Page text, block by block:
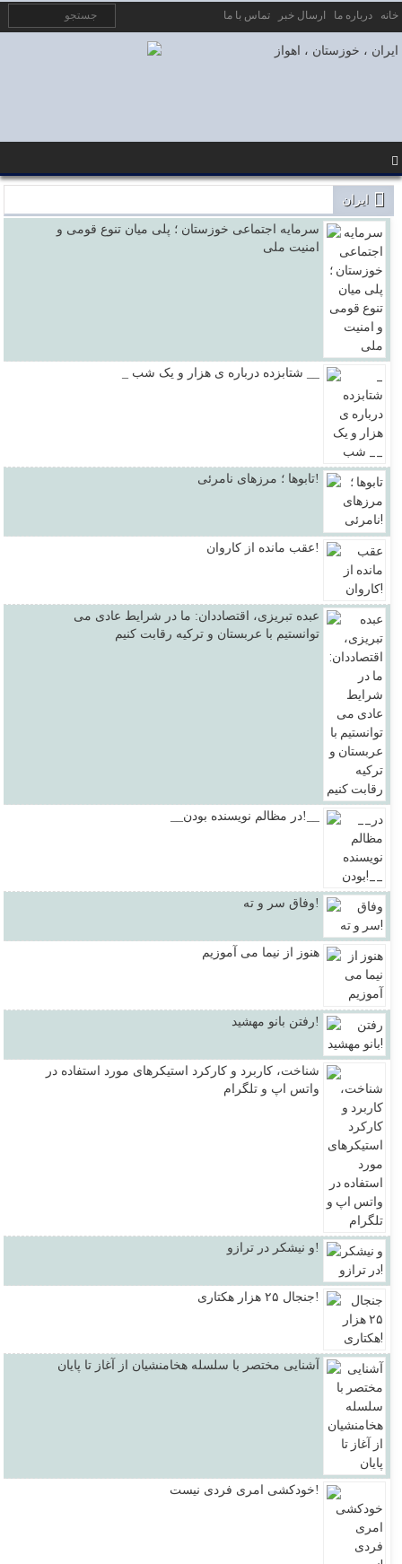
خانه درباره ما ارسال خبر تماس با ما
ایران
سرمایه اجتماعی خوزستان ؛ پلی میان تنوع قومی و
امنیت ملی
تابوها ؛ مرزهای نامرئی!
عقب مانده از کاروان!
عبده تبریزی، اقتصاددان: ما در شرایط عادی می
توانستیم با عربستان و ترکیه رقابت کنیم
__در مظالم نویسنده بودن!__
وفاق سر و ته!
هنوز از نیما می آموزیم
رفتن بانو مهشید!
شناخت، کاربرد و کارکرد استیکرهای مورد استفاده در
واتس اپ و تلگرام
و نیشکر در ترازو!
جنجال ۲۵ هزار هکتاری!
آشنایی مختصر با سلسله هخامنشیان از آغاز تا پایان
خودکشی امری فردی نیست!